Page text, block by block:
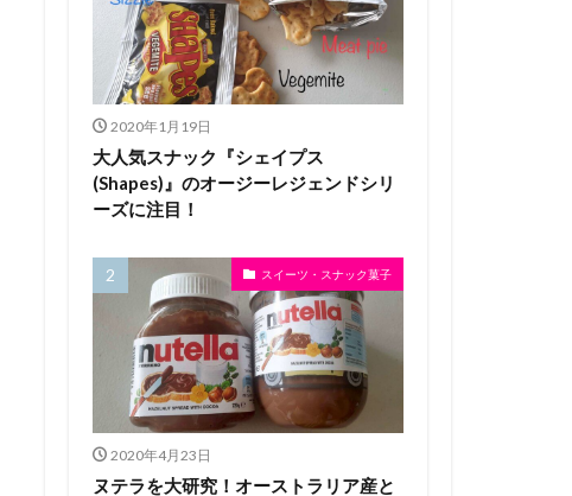
2020年1月19日
大人気スナック『シェイプス
(Shapes)』のオージーレジェンドシリ
ーズに注目！
スイーツ・スナック菓子
2020年4月23日
ヌテラを大研究！オーストラリア産と